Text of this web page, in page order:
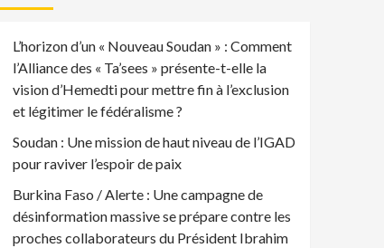
L’horizon d’un « Nouveau Soudan » : Comment
l’Alliance des « Ta’sees » présente-t-elle la
vision d’Hemedti pour mettre fin à l’exclusion
et légitimer le fédéralisme ?
Soudan : Une mission de haut niveau de l’IGAD
pour raviver l’espoir de paix
Burkina Faso / Alerte : Une campagne de
désinformation massive se prépare contre les
proches collaborateurs du Président Ibrahim